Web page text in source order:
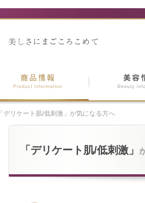
「デリケート肌/低刺激」が気になる方へ
「デリケート肌/低刺激」